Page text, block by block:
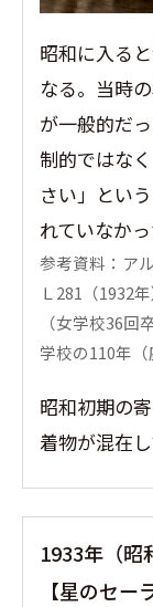
昭和に入る
なる。当時
が一般的だ
制的ではな
さい」とい
れていなかっ
参考資料：ア
Ｌ281（1932
（女学校36
学校の110年
昭和初期の
着物が混在し
1933年（昭
【星のセー